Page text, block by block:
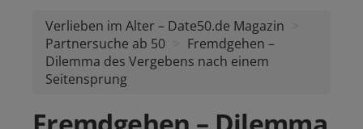
Verlieben im Alter – Date50.de Magazin
Partnersuche ab 50
Fremdgehen –
Dilemma des Vergebens nach einem
Seitensprung